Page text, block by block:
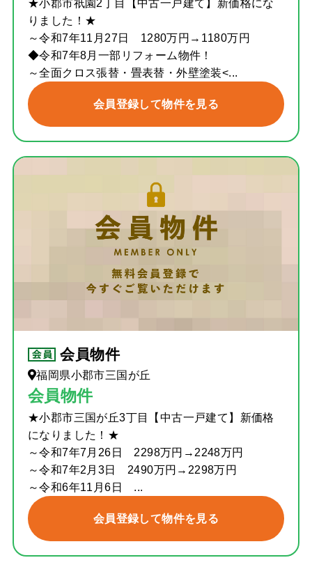
★小郡市祇園2丁目【中古一戸建て】新価格にな
りました！★
～令和7年11月27日 1280万円→1180万円
◆令和7年8月一部リフォーム物件！
～全面クロス張替・畳表替・外壁塗装<...
会員登録して物件を見る
会員物件
福岡県小郡市三国が丘
会員物件
★小郡市三国が丘3丁目【中古一戸建て】新価格
になりました！★
～令和7年7月26日 2298万円→2248万円
～令和7年2月3日 2490万円→2298万円
～令和6年11月6日 ...
会員登録して物件を見る